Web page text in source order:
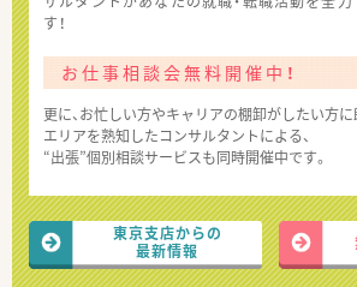
す！
お仕事相談会無料開催中！
更に、お忙しい方やキャリアの棚卸がしたい方
エリアを熟知したコンサルタントによる、
“出張”個別相談サービスも同時開催中です。
東京支店からの
最新情報